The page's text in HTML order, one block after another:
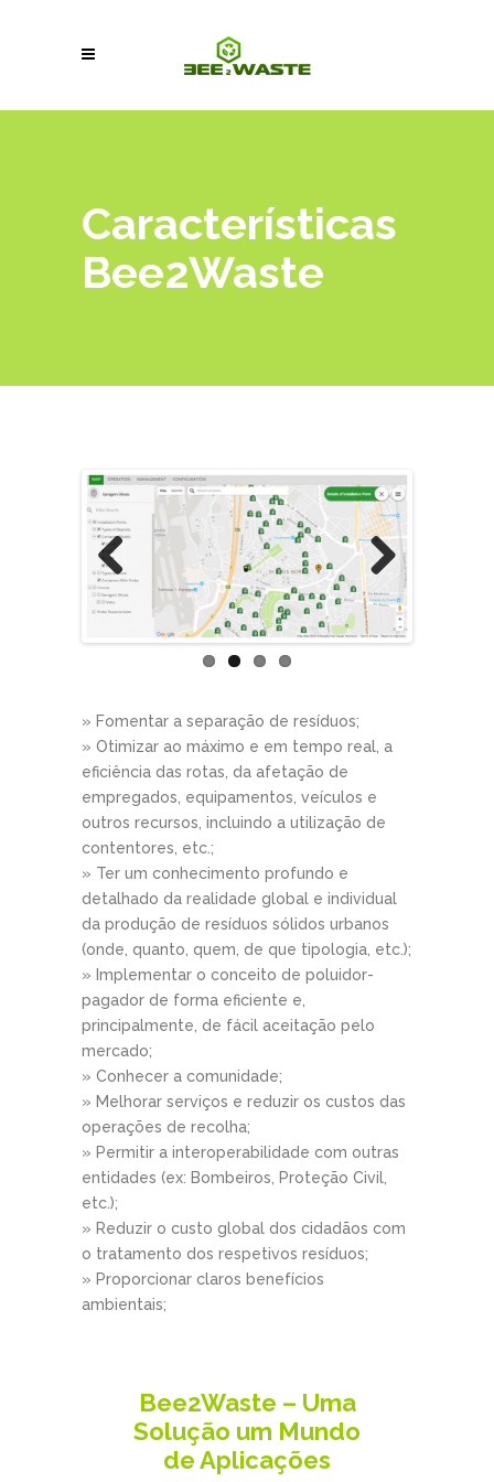
Características
Bee2Waste
Previous Next
» Fomentar a separação de resíduos;
» Otimizar ao máximo e em tempo real, a
eficiência das rotas, da afetação de
empregados, equipamentos, veículos e
outros recursos, incluindo a utilização de
contentores, etc.;
» Ter um conhecimento profundo e
detalhado da realidade global e individual
da produção de resíduos sólidos urbanos
(onde, quanto, quem, de que tipologia, etc.);
» Implementar o conceito de poluidor-
pagador de forma eficiente e,
principalmente, de fácil aceitação pelo
mercado;
» Conhecer a comunidade;
» Melhorar serviços e reduzir os custos das
operações de recolha;
» Permitir a interoperabilidade com outras
entidades (ex: Bombeiros, Proteção Civil,
etc.);
» Reduzir o custo global dos cidadãos com
o tratamento dos respetivos resíduos;
» Proporcionar claros benefícios
ambientais;
Bee2Waste – Uma
Solução um Mundo
de Aplicações